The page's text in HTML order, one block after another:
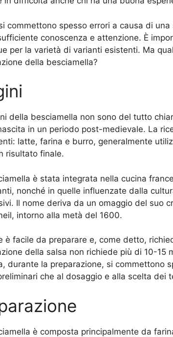
commettono spesso errori a causa di
conoscenza e attenzione. È
per la varietà di varianti esistenti. Ma
della besciamella?
della besciamella non sono del tutto
in un periodo post-medievale. La
latte, farina e burro, generalmente
risultato finale.
è stata integrata nella cucina
nonché in quelle influenzate dalla
Il nome deriva da un omaggio del suo
intorno alla metà del 1600.
è facile da preparare e, come detto,
della salsa non richiede più di 10-15
durante la preparazione, si commettono
che al dosaggio e alla scelta dei
è composta principalmente da